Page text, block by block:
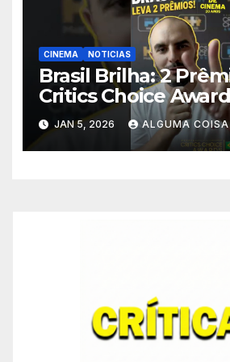
CINEMA NOTICIAS
Brasil Brilha: 2
Critics Choice
JAN 5, 2026 ALGUMA